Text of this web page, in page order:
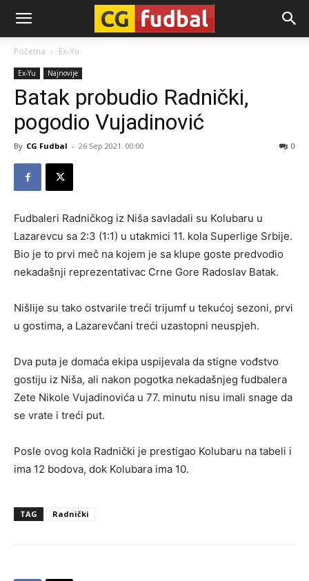
CG-
Fudbal
Početna Ex-Yu
Ex-Yu Najnovije
Batak probudio Radnički,
pogodio Vujadinović
By CG Fudbal - 26 Sep 2021. 00:00 0
Fudbaleri Radničkog iz Niša savladali su Kolubaru u
Lazarevcu sa 2:3 (1:1) u utakmici 11. kola Superlige Srbije.
Bio je to prvi meč na kojem je sa klupe goste predvodio
nekadašnji reprezentativac Crne Gore Radoslav Batak.
Nišlije su tako ostvarile treći trijumf u tekućoj sezoni, prvi
u gostima, a Lazarevčani treći uzastopni neuspjeh.
Dva puta je domaća ekipa uspijevala da stigne vođstvo
gostiju iz Niša, ali nakon pogotka nekadašnjeg fudbalera
Zete Nikole Vujadinovića u 77. minutu nisu imali snage da
se vrate i treći put.
Posle ovog kola Radnički je prestigao Kolubaru na tabeli i
ima 12 bodova, dok Kolubara ima 10.
TAG Radnički